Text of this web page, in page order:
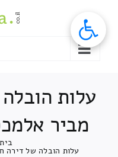
עלות
מביר
בית
עלות הובלה של דירה